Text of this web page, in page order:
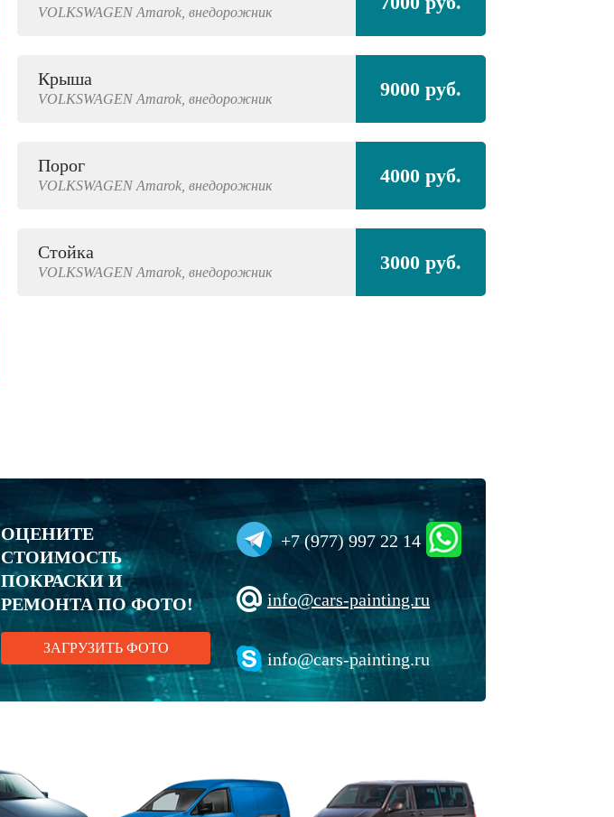
VOLKSWAGEN Amarok, внедорожник
Крыша
VOLKSWAGEN Amarok, внедорожник 9000 руб.
Порог
VOLKSWAGEN Amarok, внедорожник 4000 руб.
Стойка
VOLKSWAGEN Amarok, внедорожник 3000 руб.
ОЦЕНИТЕ
СТОИМОСТЬ
ПОКРАСКИ И
РЕМОНТА ПО ФОТО!
ЗАГРУЗИТЬ ФОТО
+7 (977) 997 22 14
info@cars-painting.ru
info@cars-painting.ru